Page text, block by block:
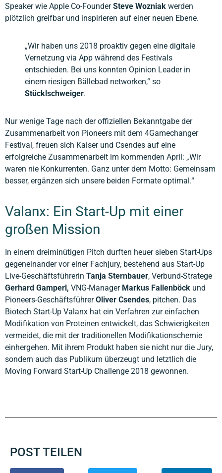
Speaker wie Apple Co-FounderSteve Wozniak werden
plötzlich greifbar und inspirieren auf einer neuen Ebene.
„Wir haben uns 2018 proaktiv gegen eine digitale
Vernetzung via App während des Festivals
entschieden. Bei uns konnten Opinion Leader in
einem riesigen Bällebad networken,“ so
Stücklschweiger.
Nur wenige Tage nach der offiziellen Bekanntgabe der
Zusammenarbeit von Pioneers mit dem 4Gamechanger
Festival, freuen sich Kaiser und Csendes auf eine
erfolgreiche Zusammenarbeit im kommenden April: „Wir
waren nie Konkurrenten. Ganz unter dem Motto: Gemeinsam
besser, ergänzen sich unsere beiden Formate optimal.“
Valanx: Ein Start-Up mit einer
großen Mission
In einem dreiminütigen Pitch durften heuer sieben Start-Ups
gegeneinander vor einer Fachjury, bestehend aus Start-Up
Live-Geschäftsführerin Tanja Sternbauer, Verbund-Stratege
Gerhard Gamperl, VNG-Manager Markus Fallenböck und
Pioneers-GeschäftsführerOliver Csendes, pitchen. Das
Biotech Start-Up Valanx hat ein Verfahren zur einfachen
Modifikation von Proteinen entwickelt, das Schwierigkeiten
vermeidet, die mit der traditionellen Modifikationschemie
einhergehen. Mit ihrem Produkt haben sie nicht nur die Jury,
sondern auch das Publikum überzeugt und letztlich die
Moving Forward Start-Up Challenge 2018 gewonnen.
POST TEILEN